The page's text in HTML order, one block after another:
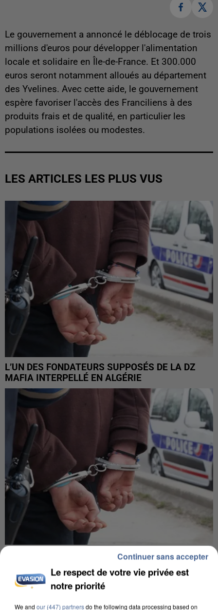
Le gouvernement a annoncé le déblocage de trois
millions d'euros pour développer l'alimentation
locale et solidaire en Île-de-France. Et 300.000
euros seront notamment alloués au département
des Yvelines. Avec cette aide, le gouvernement
espère favoriser l'accès des Franciliens à des
produits frais et de qualité, en particulier les
populations isolées ou modestes.
LES ARTICLES LES PLUS VUS
L’UN DES FONDATEURS SUPPOSÉS DE LA DZ
MAFIA INTERPELLÉ EN ALGÉRIE
UN SECOND CADRE DE LA DZ MAFIA
Le respect de votre vie privée est
notre priorité
We and our (447) partnersdo the following data processing based on
Continuer sans accepter